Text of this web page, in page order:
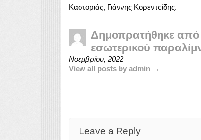
Καστοριάς, Γιάννης Κορεντσίδης.
Δημοπρατήθηκε από
εσωτερικού
Νοεμβρίου, 2022
View all posts by admin →
Leave a Reply